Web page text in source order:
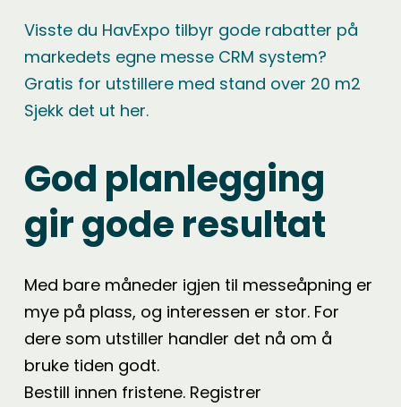
Visste du HavExpo tilbyr gode rabatter på
markedets egne messe CRM system?
Gratis for utstillere med stand over 20 m2
Sjekk det ut her.
God planlegging
gir gode resultat
Med bare måneder igjen til messeåpning er
mye på plass, og interessen er stor. For
dere som utstiller handler det nå om å
bruke tiden godt.
Bestill innen fristene. Registrer